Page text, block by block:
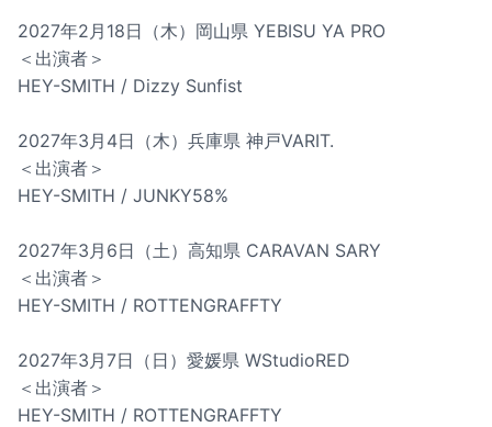
2027年2月18日（木）岡山県 YEBISU YA PRO
＜出演者＞
HEY-SMITH / Dizzy Sunfist
2027年3月4日（木）兵庫県 神戸VARIT.
＜出演者＞
HEY-SMITH / JUNKY58%
2027年3月6日（土）高知県 CARAVAN SARY
＜出演者＞
HEY-SMITH / ROTTENGRAFFTY
2027年3月7日（日）愛媛県 WStudioRED
＜出演者＞
HEY-SMITH / ROTTENGRAFFTY